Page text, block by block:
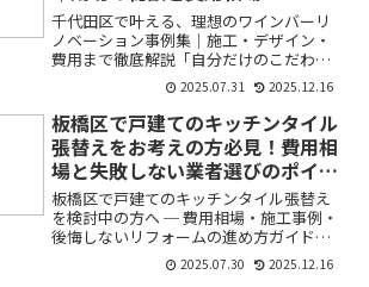
千代田区で叶える、理想のワインバーリ
ノベーション事例集｜施工・デザイン・
費用まで徹底解説「自分だけのこだわり
ワインバーを千代田区でオープンした
い」「店舗の内装や照明、デザインのこ
とで迷っている」「リノベーションの費
用や進め方がよく分からず不...
2025.07.31 2025.12.16
板橋区で戸建てのキッチンタイル
張替えをお考えの方必見！費用相
場と失敗しない業者選びのポイン
ト
板橋区で戸建てのキッチンタイル張替え
を検討中の方へ ─ 費用相場・施工事例・
後悔しないリフォームの進め方ガイド
「毎日使うキッチン、タイルが古くて汚
れも気になる」「戸建てのキッチンタイ
2025.07.30 2025.12.16